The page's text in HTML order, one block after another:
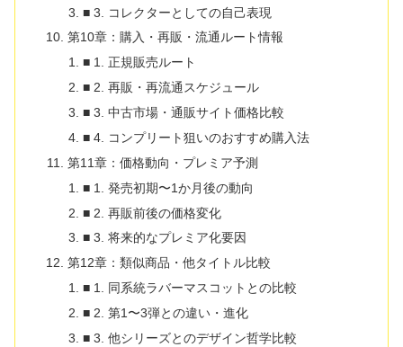
■ 3. コレクターとしての自己表現
第10章：購入・再販・流通ルート情報
■ 1. 正規販売ルート
■ 2. 再販・再流通スケジュール
■ 3. 中古市場・通販サイト価格比較
■ 4. コンプリート狙いのおすすめ購入法
第11章：価格動向・プレミア予測
■ 1. 発売初期〜1か月後の動向
■ 2. 再販前後の価格変化
■ 3. 将来的なプレミア化要因
第12章：類似商品・他タイトル比較
■ 1. 同系統ラバーマスコットとの比較
■ 2. 第1〜3弾との違い・進化
■ 3. 他シリーズとのデザイン哲学比較